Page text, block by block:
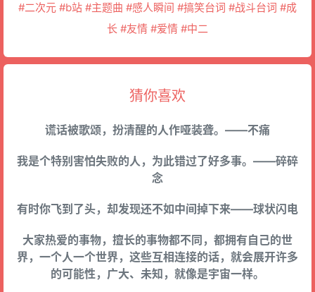
#二次元 #b站 #主题曲 #感人瞬间 #搞笑台词 #战斗台词 #成
长 #友情 #爱情 #中二
猜你喜欢
谎话被歌颂，扮清醒的人作哑装聋。——不痛
我是个特别害怕失败的人，为此错过了好多事。——碎碎
念
有时你飞到了头，却发现还不如中间掉下来——球状闪电
大家热爱的事物，擅长的事物都不同，都拥有自己的世
界，一个人一个世界，这些互相连接的话，就会展开许多
的可能性，广大、未知，就像是宇宙一样。